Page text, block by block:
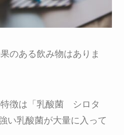
のある飲み物はありま
特徴は「乳酸菌 シロタ
い乳酸菌が大量に入って